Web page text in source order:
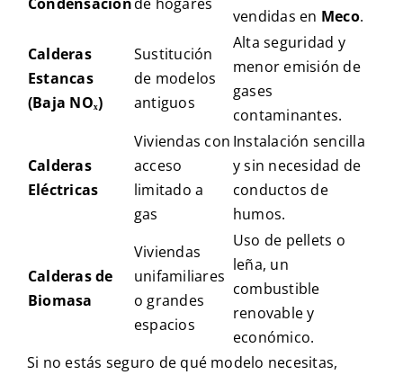
vendidas en Meco.
Calderas
Estancas
(Baja NOₓ)
Sustitución
de modelos
antiguos
Alta seguridad y
menor emisión de
gases
contaminantes.
Calderas
Eléctricas
Viviendas con
acceso
limitado a
gas
Instalación sencilla
y sin necesidad de
conductos de
humos.
Calderas de
Biomasa
Viviendas
unifamiliares
o grandes
espacios
Uso de pellets o
leña, un
combustible
renovable y
económico.
Si no estás seguro de qué modelo necesitas,